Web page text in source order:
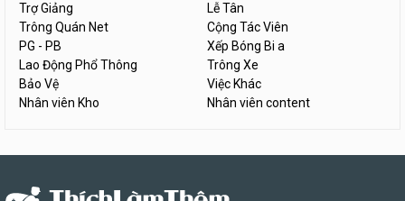
Trợ Giảng
Lễ Tân
Trông Quán Net
Cộng Tác Viên
PG - PB
Xếp Bóng Bi a
Lao Động Phổ Thông
Trông Xe
Bảo Vệ
Việc Khác
Nhân viên Kho
Nhân viên content